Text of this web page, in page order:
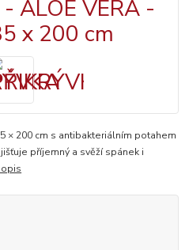
× 200 cm s antibakteriálním potahem
příjemný a svěží spánek i